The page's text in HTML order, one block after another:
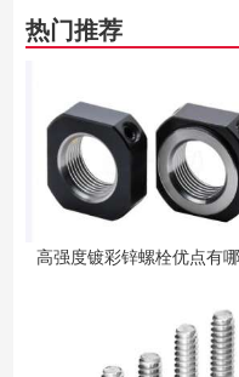
热门推荐
高强度镀彩锌螺栓优点有